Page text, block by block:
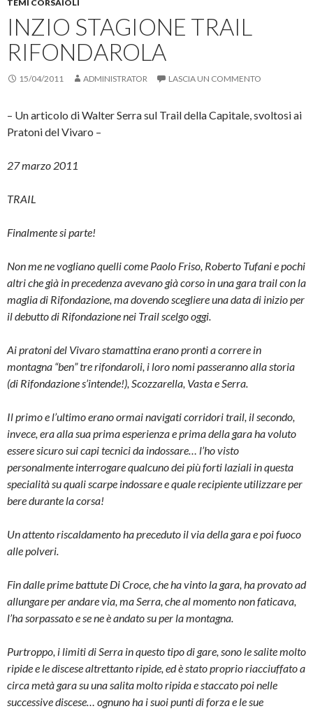
TEMI CORSAIOLI
INZIO STAGIONE TRAIL
RIFONDAROLA
15/04/2011 ADMINISTRATOR LASCIA UN COMMENTO
– Un articolo di Walter Serra sul Trail della Capitale, svoltosi ai
Pratoni del Vivaro –
27 marzo 2011
TRAIL
Finalmente si parte!
Non me ne vogliano quelli come Paolo Friso, Roberto Tufani e pochi
altri che già in precedenza avevano già corso in una gara trail con la
maglia di Rifondazione, ma dovendo scegliere una data di inizio per
il debutto di Rifondazione nei Trail scelgo oggi.
Ai pratoni del Vivaro stamattina erano pronti a correre in
montagna “ben” tre rifondaroli, i loro nomi passeranno alla storia
(di Rifondazione s’intende!), Scozzarella, Vasta e Serra.
Il primo e l’ultimo erano ormai navigati corridori trail, il secondo,
invece, era alla sua prima esperienza e prima della gara ha voluto
essere sicuro sui capi tecnici da indossare… l’ho visto
personalmente interrogare qualcuno dei più forti laziali in questa
specialità su quali scarpe indossare e quale recipiente utilizzare per
bere durante la corsa!
Un attento riscaldamento ha preceduto il via della gara e poi fuoco
alle polveri.
Fin dalle prime battute Di Croce, che ha vinto la gara, ha provato ad
allungare per andare via, ma Serra, che al momento non faticava,
l’ha sorpassato e se ne è andato su per la montagna.
Purtroppo, i limiti di Serra in questo tipo di gare, sono le salite molto
ripide e le discese altrettanto ripide, ed è stato proprio riacciuffato a
circa metà gara su una salita molto ripida e staccato poi nelle
successive discese… ognuno ha i suoi punti di forza e le sue